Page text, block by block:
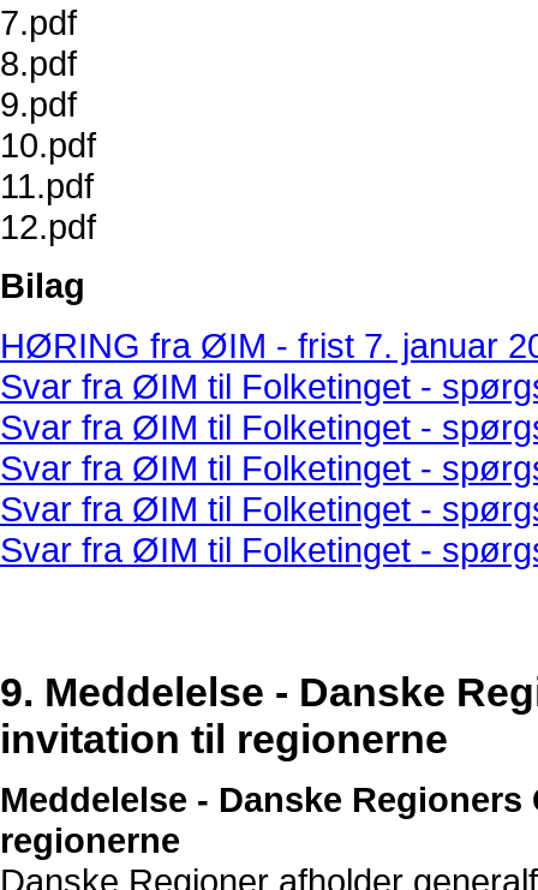
7.pdf
8.pdf
9.pdf
10.pdf
11.pdf
12.pdf
Bilag
HØRING fra ØIM - frist 7. januar
Svar fra ØIM til Folketinget -
Svar fra ØIM til Folketinget -
Svar fra ØIM til Folketinget -
Svar fra ØIM til Folketinget -
Svar fra ØIM til Folketinget -
9. Meddelelse - Danske
invitation til regionerne
Meddelelse - Danske
regionerne
Danske Regioner afholder